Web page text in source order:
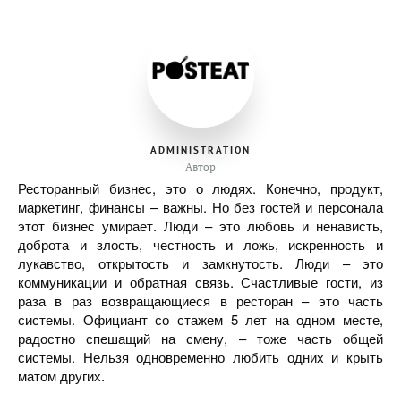
ADMINISTRATION
Автор
Ресторанный бизнес, это о людях. Конечно, продукт,
маркетинг, финансы – важны. Но без гостей и персонала
этот бизнес умирает. Люди – это любовь и ненависть,
доброта и злость, честность и ложь, искренность и
лукавство, открытость и замкнутость. Люди – это
коммуникации и обратная связь. Счастливые гости, из
раза в раз возвращающиеся в ресторан – это часть
системы. Официант со стажем 5 лет на одном месте,
радостно спешащий на смену, – тоже часть общей
системы. Нельзя одновременно любить одних и крыть
матом других.